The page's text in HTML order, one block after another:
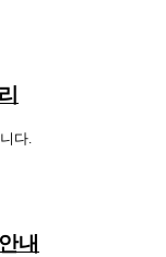
다.
내